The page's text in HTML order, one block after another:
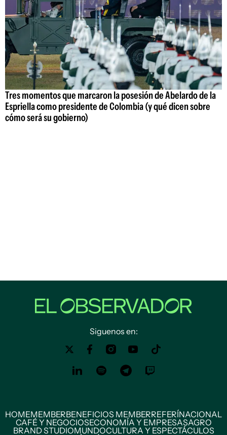
Tres momentos que marcaron la posesión de Abelardo de la
Espriella como presidente de Colombia (y qué dicen sobre
cómo será su gobierno)
Siguenos en:
HOMEMEMBERBENEFICIOS MEMBERREFERÍNACIONAL
CAFÉ Y NEGOCIOSECONOMÍA Y EMPRESASAGRO
BRAND STUDIOMUNDOCULTURA Y ESPECTÁCULOS